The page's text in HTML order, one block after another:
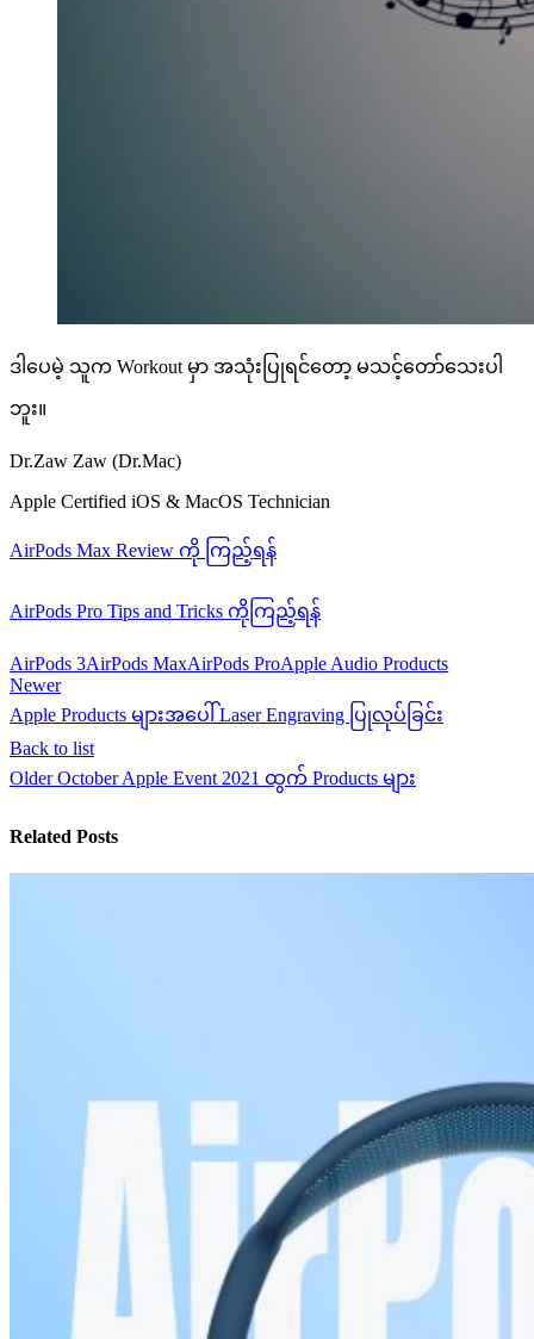
ဒါပေမဲ့ သူက Workout မှာ အသုံးပြုရင်တော့ မသင့်တော်သေးပါ
ဘူး။
Dr.Zaw Zaw (Dr.Mac)
Apple Certified iOS & MacOS Technician
AirPods Max Review ကို ကြည့်ရန်
AirPods Pro Tips and Tricks ကိုကြည့်ရန်
AirPods 3AirPods MaxAirPods ProApple Audio Products
Newer
Apple Products များအပေါ် Laser Engraving ပြုလုပ်ခြင်း
Back to list
Older October Apple Event 2021 ထွက် Products များ
Related Posts